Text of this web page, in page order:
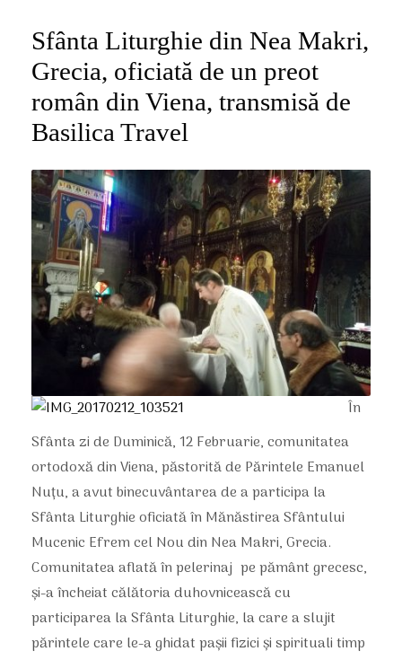
Sfânta Liturghie din Nea Makri,
Grecia, oficiată de un preot
român din Viena, transmisă de
Basilica Travel
În
Sfânta zi de Duminică, 12 Februarie, comunitatea
ortodoxă din Viena, păstorită de Părintele Emanuel
Nuțu, a avut binecuvântarea de a participa la
Sfânta Liturghie oficiată în Mănăstirea Sfântului
Mucenic Efrem cel Nou din Nea Makri, Grecia.
Comunitatea aflată în pelerinaj pe pământ grecesc,
și-a încheiat călătoria duhovnicească cu
participarea la Sfânta Liturghie, la care a slujit
părintele care le-a ghidat pașii fizici și spirituali timp